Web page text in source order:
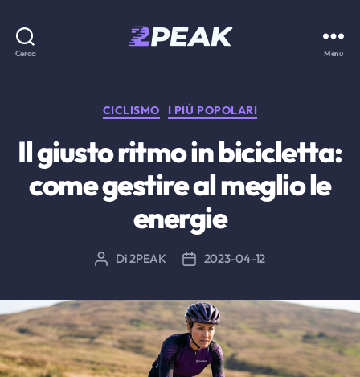
Cerca Menu
Categorie
CICLISMO I PIÙ POPOLARI
Il giusto ritmo in bicicletta:
come gestire al meglio le
energie
Autore
Di2PEAK
Data2023-04-12